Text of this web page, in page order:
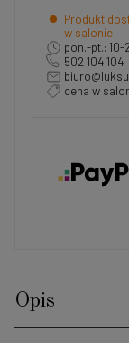
Produkt
w salonie
pon.-pt.: 10-
502 104 104
cena w
Opis